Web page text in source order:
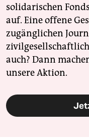
solidarischen
auf. Eine offene
zugänglichen
auch? Dann
unsere Aktion.